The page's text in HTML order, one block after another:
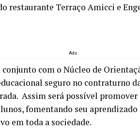
restaurante Terraço Amicci e
Ads
com o Núcleo de
seguro no contraturno
Assim será possível
fomentando seu
em toda a sociedade.